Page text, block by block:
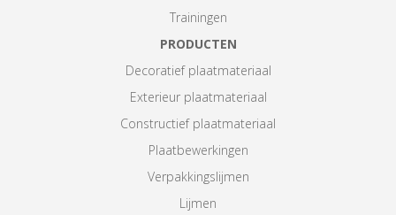
Trainingen
PRODUCTEN
Decoratief plaatmateriaal
Exterieur plaatmateriaal
Constructief plaatmateriaal
Plaatbewerkingen
Verpakkingslijmen
Lijmen